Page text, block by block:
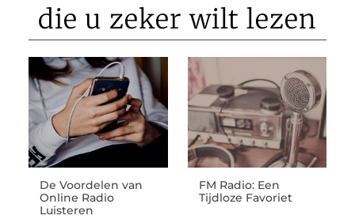
die u zeker wilt lezen
De Voordelen van
Online Radio
Luisteren
FM Radio: Een
Tijdloze Favoriet